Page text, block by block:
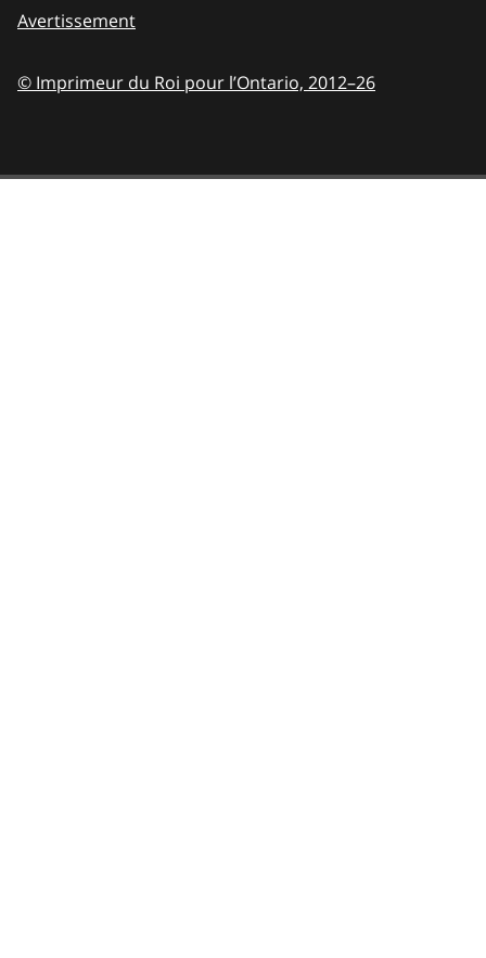
Avertissement
© Imprimeur du Roi pour l’Ontario, 2012–26